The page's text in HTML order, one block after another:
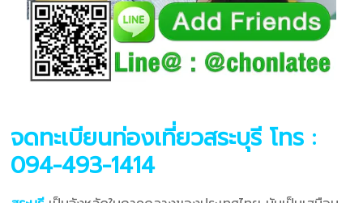
จดทะเบียนท่องเที่ยวสระบุรีโทร :
094-493-1414